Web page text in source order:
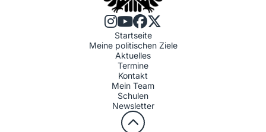
Startseite
Meine politischen Ziele
Aktuelles
Termine
Kontakt
Mein Team
Schulen
Newsletter